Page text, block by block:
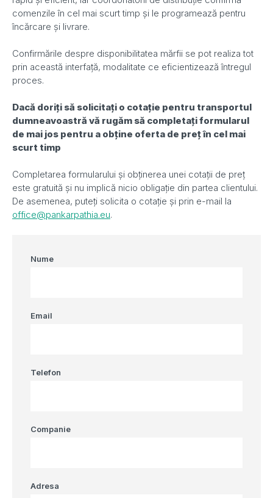
comenzile în cel mai scurt timp și le programează pentru
încărcare și livrare.
Confirmările despre disponibilitatea mărfii se pot realiza tot
prin această interfață, modalitate ce eficientizează întregul
proces.
Dacă doriți să solicitați o cotație pentru transportul
dumneavoastră vă rugăm să completați formularul
de mai jos pentru a obține oferta de preț în cel mai
scurt timp
Completarea formularului și obținerea unei cotații de preț
este gratuită și nu implică nicio obligație din partea clientului.
De asemenea, puteți solicita o cotație și prin e-mail la
office@pankarpathia.eu.
Nume
Email
Telefon
Companie
Adresa